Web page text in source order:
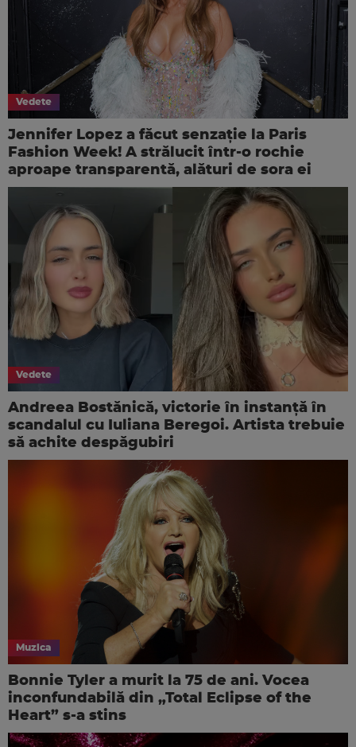
Vedete
Jennifer Lopez a făcut senzație la Paris
Fashion Week! A strălucit într-o rochie
aproape transparentă, alături de sora ei
Vedete
Andreea Bostănică, victorie în instanță în
scandalul cu Iuliana Beregoi. Artista trebuie
să achite despăgubiri
Muzica
Bonnie Tyler a murit la 75 de ani. Vocea
inconfundabilă din „Total Eclipse of the
Heart” s-a stins